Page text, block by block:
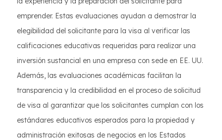
emprender. Estas evaluaciones ayudan a demostrar la
elegibilidad del solicitante para la visa al verificar las
calificaciones educativas requeridas para realizar una
inversión sustancial en una empresa con sede en EE. UU.
Además, las evaluaciones académicas facilitan la
transparencia y la credibilidad en el proceso de solicitud
de visa al garantizar que los solicitantes cumplan con los
estándares educativos esperados para la propiedad y
administración exitosas de negocios en los Estados